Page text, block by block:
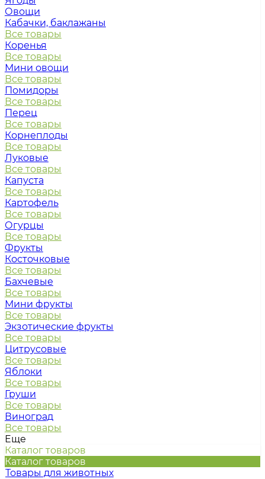
Овощи
Кабачки, баклажаны
Все товары
Коренья
Все товары
Мини овощи
Все товары
Помидоры
Все товары
Перец
Все товары
Корнеплоды
Все товары
Луковые
Все товары
Капуста
Все товары
Картофель
Все товары
Огурцы
Все товары
Фрукты
Косточковые
Все товары
Бахчевые
Все товары
Мини фрукты
Все товары
Экзотические фрукты
Все товары
Цитрусовые
Все товары
Яблоки
Все товары
Груши
Все товары
Виноград
Все товары
Еще
Каталог товаров
Каталог товаров
Товары для животных